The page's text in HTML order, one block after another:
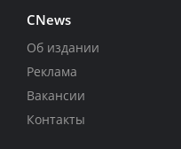
CNews
Об издании
Реклама
Вакансии
Контакты